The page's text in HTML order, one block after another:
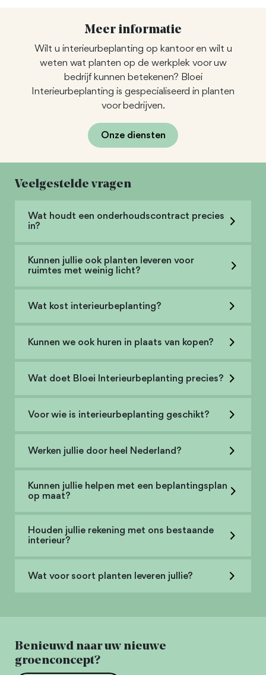
Meer informatie
Wilt u interieurbeplanting op kantoor en wilt u
weten wat planten op de werkplek voor uw
bedrijf kunnen betekenen? Bloei
Interieurbeplanting is gespecialiseerd in planten
voor bedrijven.
Onze diensten
Veelgestelde vragen
Wat houdt een onderhoudscontract precies
in?
Kunnen jullie ook planten leveren voor
ruimtes met weinig licht?
Wat kost interieurbeplanting?
Kunnen we ook huren in plaats van kopen?
Wat doet Bloei Interieurbeplanting precies?
Voor wie is interieurbeplanting geschikt?
Werken jullie door heel Nederland?
Kunnen jullie helpen met een beplantingsplan
op maat?
Houden jullie rekening met ons bestaande
interieur?
Wat voor soort planten leveren jullie?
Benieuwd naar uw nieuwe
groenconcept?